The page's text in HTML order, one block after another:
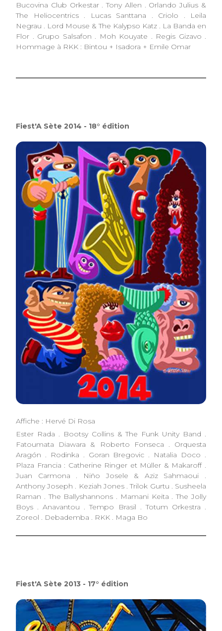
Bucovina Club Orkestar . Tony Allen . Orlando Julius &
The Heliocentrics . Lucas Santtana . Criolo . Leila
Negrau . Lord Mouse & The Kalypso Katz . La Banda en
Flor . Grupo Salsafon . Moh Kouyate . Regis Gizavo .
Hommage à RKK : Bintou + Isadora + Emile Omar
Fiest'A Sète 2014 - 18° édition
Affiche : Hervé Di Rosa
Ester Rada . Bootsy Collins & The Funk Unity Band .
Fatoumata Diawara & Roberto Fonseca . Orquesta
Aragón . Rodinka . Goran Bregovic . Natalia Doco .
Plaza Francia : Catherine Ringer et Müller & Makaroff .
Juan Carmona . Niño Josele & Aziz Sahmaoui .
Anthony Joseph . Keziah Jones . Trilok Gurtu . Susheela
Raman . The Ballyshannons . Mamani Keita . The Jolly
Boys . Anavantou . Tempo Brasil . Totum Orkestra .
Zoreol . Debademba . RKK . Maga Bo
Fiest'A Sète 2013 - 17° édition